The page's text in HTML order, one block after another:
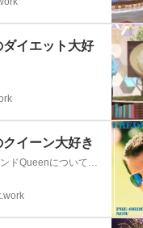
イエット大好
イーン大好き
イギリスのロックバンドQueenについての情報をアップします。